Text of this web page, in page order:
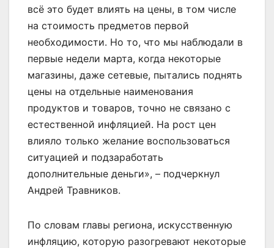
всё это будет влиять на цены, в том числе
на стоимость предметов первой
необходимости. Но то, что мы наблюдали в
первые недели марта, когда некоторые
магазины, даже сетевые, пытались поднять
цены на отдельные наименования
продуктов и товаров, точно не связано с
естественной инфляцией. На рост цен
влияло только желание воспользоваться
ситуацией и подзаработать
дополнительные деньги», – подчеркнул
Андрей Травников.
По словам главы региона, искусственную
инфляцию, которую разогревают некоторые